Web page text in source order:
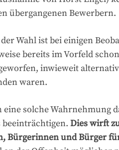
übergangenen Bewerbern.
Wahl ist bei einigen
bereits im Vorfeld
inwieweit
waren.
eine solche Wahrnehmung
beeinträchtigen. Dies wirft
Bürgerinnen und Bürger